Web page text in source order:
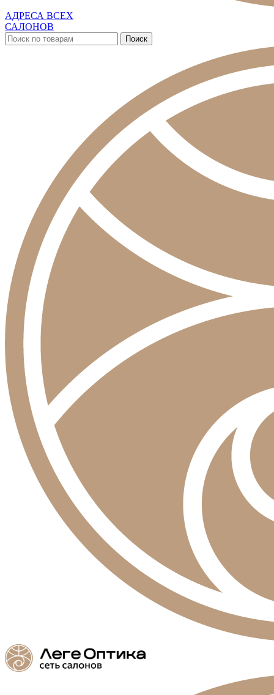
АДРЕСА ВСЕХ
САЛОНОВ